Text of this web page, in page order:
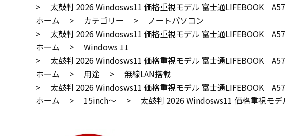
>
太鼓判 2026 Windosws11 価格重視モデル 富士通LIFEBOOK
ホーム
> カテゴリー >
ノートパソコン
>
太鼓判 2026 Windosws11 価格重視モデル 富士通LIFEBOOK
ホーム
>
Windows 11
>
太鼓判 2026 Windosws11 価格重視モデル 富士通LIFEBOOK
ホーム
> 用途 >
無線LAN搭載
>
太鼓判 2026 Windosws11 価格重視モデル 富士通LIFEBOOK
ホーム
> 15inch～ > 太鼓判 2026 Windosws11 価格重視モ